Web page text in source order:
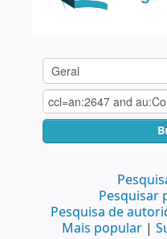
Pesquisar
Pesquisa de
Mais popular